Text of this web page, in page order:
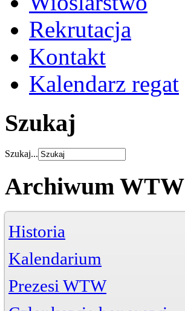
Rekrutacja
Kontakt
Kalendarz regat
Szukaj
Szukaj...
Archiwum WTW
Historia
Kalendarium
Prezesi WTW